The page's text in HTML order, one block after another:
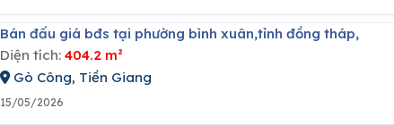
Bán đấu giá bđs tại phường bình xuân,tỉnh đồng tháp,
Diện tích: 404.2 m²
Gò Công, Tiền Giang
15/05/2026